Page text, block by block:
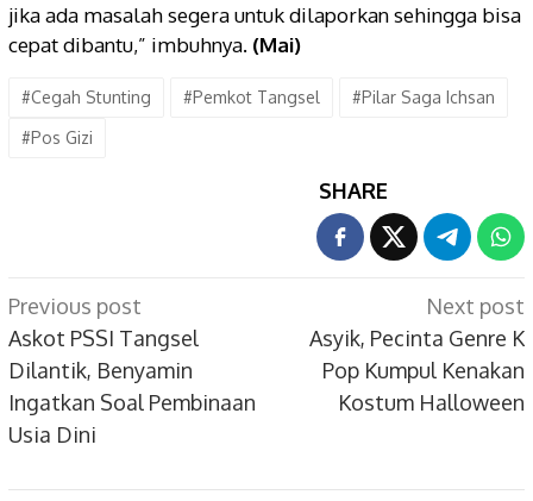
jika ada masalah segera untuk dilaporkan sehingga bisa
cepat dibantu,” imbuhnya. (Mai)
#Cegah Stunting #Pemkot Tangsel
#Pilar Saga Ichsan
#Pos Gizi
SHARE
Post
navigation
Previous post
Askot PSSI Tangsel
Dilantik, Benyamin
Ingatkan Soal Pembinaan
Usia Dini
Next post
Asyik, Pecinta Genre K
Pop Kumpul Kenakan
Kostum Halloween